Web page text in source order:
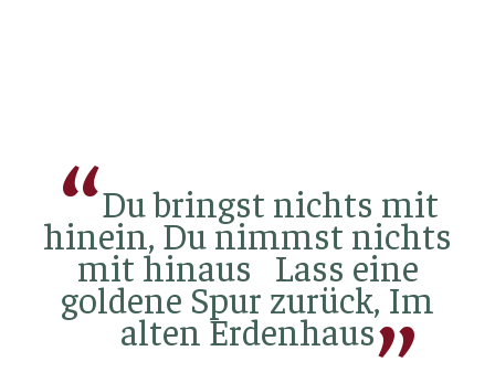
Du bringst nichts mit
hinein, Du nimmst nichts
mit hinaus Lass eine
goldene Spur zurück, Im
alten Erdenhaus